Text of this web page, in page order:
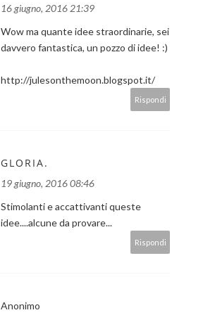
16 giugno, 2016 21:39
Wow ma quante idee straordinarie, sei
davvero fantastica, un pozzo di idee! :)
http://julesonthemoon.blogspot.it/
Rispondi
GLORIA.
19 giugno, 2016 08:46
Stimolanti e accattivanti queste
idee....alcune da provare...
Rispondi
Anonimo